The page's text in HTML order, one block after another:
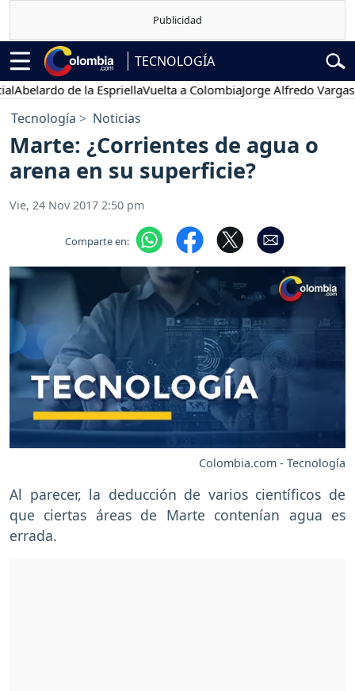
TECNOLOGÍA
de la EspriellaVuelta a ColombiaJorge Alfredo Vargas
Tecnología Noticias
Marte: ¿Corrientes de agua o
arena en su superficie?
Vie, 24 Nov 2017 2:50 pm
Comparte en:
Colombia.com - Tecnología
Al parecer, la deducción de varios científicos de
que ciertas áreas de Marte contenían agua es
errada.